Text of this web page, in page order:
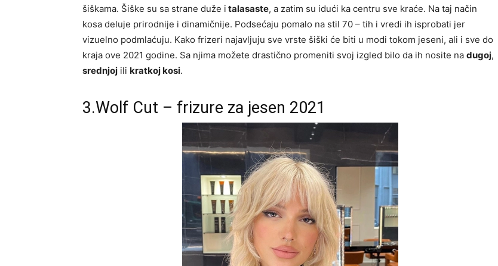
šiškama. Šiške su sa strane duže i talasaste, a zatim su idući ka centru sve kraće. Na taj način
kosa deluje prirodnije i dinamičnije. Podsećaju pomalo na stil 70 – tih i vredi ih isprobati jer
vizuelno podmlaćuju. Kako frizeri najavljuju sve vrste šiški će biti u modi tokom jeseni, ali i sve do
kraja ove 2021 godine. Sa njima možete drastično promeniti svoj izgled bilo da ih nosite na dugoj,
srednjoj ili kratkoj kosi.
3.Wolf Cut – frizure za jesen 2021